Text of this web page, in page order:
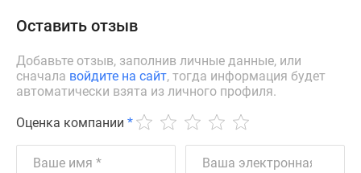
Оставить отзыв
Добавьте отзыв, заполнив личные данные, или
сначала войдите на сайт, тогда информация будет
автоматически взята из личного профиля.
Оценка компании *